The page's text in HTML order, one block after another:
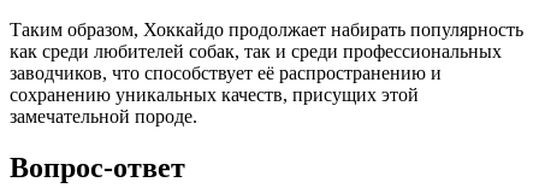
Таким образом, Хоккайдо продолжает набирать популярность
как среди любителей собак, так и среди профессиональных
заводчиков, что способствует её распространению и
сохранению уникальных качеств, присущих этой
замечательной породе.
Вопрос-ответ